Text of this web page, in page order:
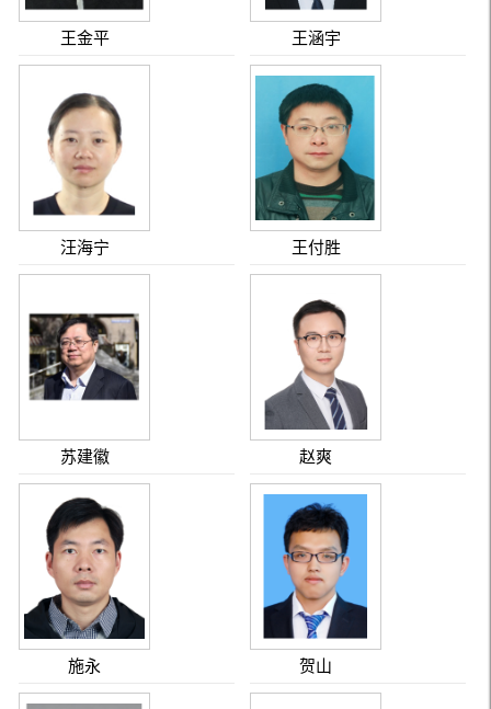
王金平 王涵宇
汪海宁 王付胜
苏建徽 赵爽
施永 贺山